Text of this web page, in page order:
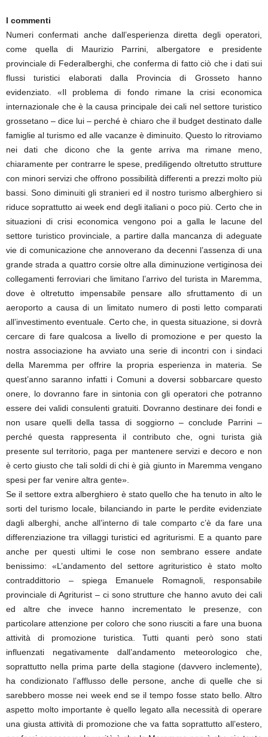
I commenti
Numeri confermati anche dall’esperienza diretta degli operatori,
come quella di Maurizio Parrini, albergatore e presidente
provinciale di Federalberghi, che conferma di fatto ciò che i dati sui
flussi turistici elaborati dalla Provincia di Grosseto hanno
evidenziato. «Il problema di fondo rimane la crisi economica
internazionale che è la causa principale dei cali nel settore turistico
grossetano – dice lui – perché è chiaro che il budget destinato dalle
famiglie al turismo ed alle vacanze è diminuito. Questo lo ritroviamo
nei dati che dicono che la gente arriva ma rimane meno,
chiaramente per contrarre le spese, prediligendo oltretutto strutture
con minori servizi che offrono possibilità differenti a prezzi molto più
bassi. Sono diminuiti gli stranieri ed il nostro turismo alberghiero si
riduce soprattutto ai week end degli italiani o poco più. Certo che in
situazioni di crisi economica vengono poi a galla le lacune del
settore turistico provinciale, a partire dalla mancanza di adeguate
vie di comunicazione che annoverano da decenni l’assenza di una
grande strada a quattro corsie oltre alla diminuzione vertiginosa dei
collegamenti ferroviari che limitano l’arrivo del turista in Maremma,
dove è oltretutto impensabile pensare allo sfruttamento di un
aeroporto a causa di un limitato numero di posti letto comparati
all’investimento eventuale. Certo che, in questa situazione, si dovrà
cercare di fare qualcosa a livello di promozione e per questo la
nostra associazione ha avviato una serie di incontri con i sindaci
della Maremma per offrire la propria esperienza in materia. Se
quest’anno saranno infatti i Comuni a doversi sobbarcare questo
onere, lo dovranno fare in sintonia con gli operatori che potranno
essere dei validi consulenti gratuiti. Dovranno destinare dei fondi e
non usare quelli della tassa di soggiorno – conclude Parrini –
perché questa rappresenta il contributo che, ogni turista già
presente sul territorio, paga per mantenere servizi e decoro e non
è certo giusto che tali soldi di chi è già giunto in Maremma vengano
spesi per far venire altra gente».
Se il settore extra alberghiero è stato quello che ha tenuto in alto le
sorti del turismo locale, bilanciando in parte le perdite evidenziate
dagli alberghi, anche all’interno di tale comparto c’è da fare una
differenziazione tra villaggi turistici ed agriturismi. E a quanto pare
anche per questi ultimi le cose non sembrano essere andate
benissimo: «L’andamento del settore agrituristico è stato molto
contraddittorio – spiega Emanuele Romagnoli, responsabile
provinciale di Agriturist – ci sono strutture che hanno avuto dei cali
ed altre che invece hanno incrementato le presenze, con
particolare attenzione per coloro che sono riusciti a fare una buona
attività di promozione turistica. Tutti quanti però sono stati
influenzati negativamente dall’andamento meteorologico che,
soprattutto nella prima parte della stagione (davvero inclemente),
ha condizionato l’afflusso delle persone, anche di quelle che si
sarebbero mosse nei week end se il tempo fosse stato bello. Altro
aspetto molto importante è quello legato alla necessità di operare
una giusta attività di promozione che va fatta soprattutto all’estero,